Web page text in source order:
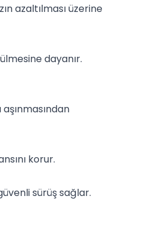
azaltılması üzerine
dayanır.
korur.
sürüş sağlar.